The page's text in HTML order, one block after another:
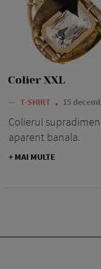
Colier XXL
— T-SHIRT 15
Colierul
aparent banala.
+ MAI MULTE